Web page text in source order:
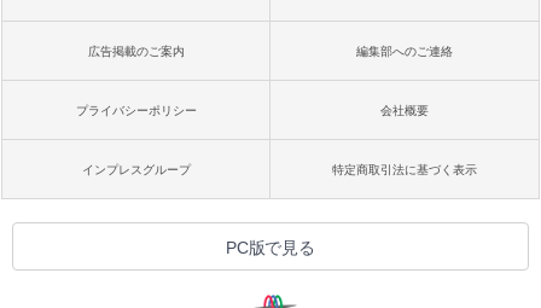
広告掲載のご案内 編集部へのご連絡
プライバシーポリシー 会社概要
インプレスグループ 特定商取引法に基づく表示
PC版で見る